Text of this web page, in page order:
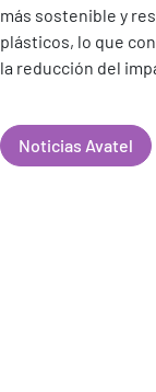
más sostenible y
plásticos, lo que
la reducción del
Noticias Avatel